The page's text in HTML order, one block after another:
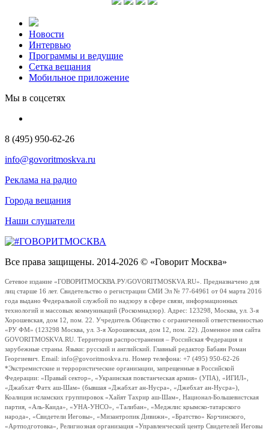
Новости
Интервью
Программы и ведущие
Сетка вещания
Мобильное приложение
Мы в соцсетях
8 (495) 950-62-26
info@govoritmoskva.ru
Реклама на радио
Города вещания
Наши слушатели
Все права защищены. 2014-2026 © «Говорит Москва»
Сетевое издание «ГОВОРИТМОСКВА.РУ/GOVORITMOSKVA.RU». Предназначено для
лиц старше 16 лет. Свидетельство о регистрации СМИ Эл № 77-64961 от 04 марта 2016
года выдано Федеральной службой по надзору в сфере связи, информационных
технологий и массовых коммуникаций (Роскомнадзор). Адрес: 123298, Москва, ул. 3-я
Хорошевская, дом 12, пом. 22. Учредитель Общество с ограниченной ответственностью
«РУ ФМ» (123298 Москва, ул. 3-я Хорошевская, дом 12, пом. 22). Доменное имя сайта
GOVORITMOSKVA.RU. Территория распространения – Российская Федерация и
зарубежные страны. Языки: русский и английский. Главный редактор Бабаян Роман
Георгиевич. Email: info@govoritmoskva.ru. Номер телефона: +7 (495) 950-62-26
*Экстремистские и террористические организации, запрещенные в Российской
Федерации: «Правый сектор», «Украинская повстанческая армия» (УПА), «ИГИЛ»,
«Джабхат Фатх аш-Шам» (бывшая «Джабхат ан-Нусра», «Джебхат ан-Нусра»),
Коалиция исламских группировок «Хайят Тахрир аш-Шам», Национал-Большевистская
партия, «Аль-Каида», «УНА-УНСО», «Талибан», «Меджлис крымско-татарского
народа», «Свидетели Иеговы», «Мизантропик Дивижн», «Братство» Корчинского,
«Артподготовка», Религиозная организация «Управленческий центр Свидетелей Иеговы